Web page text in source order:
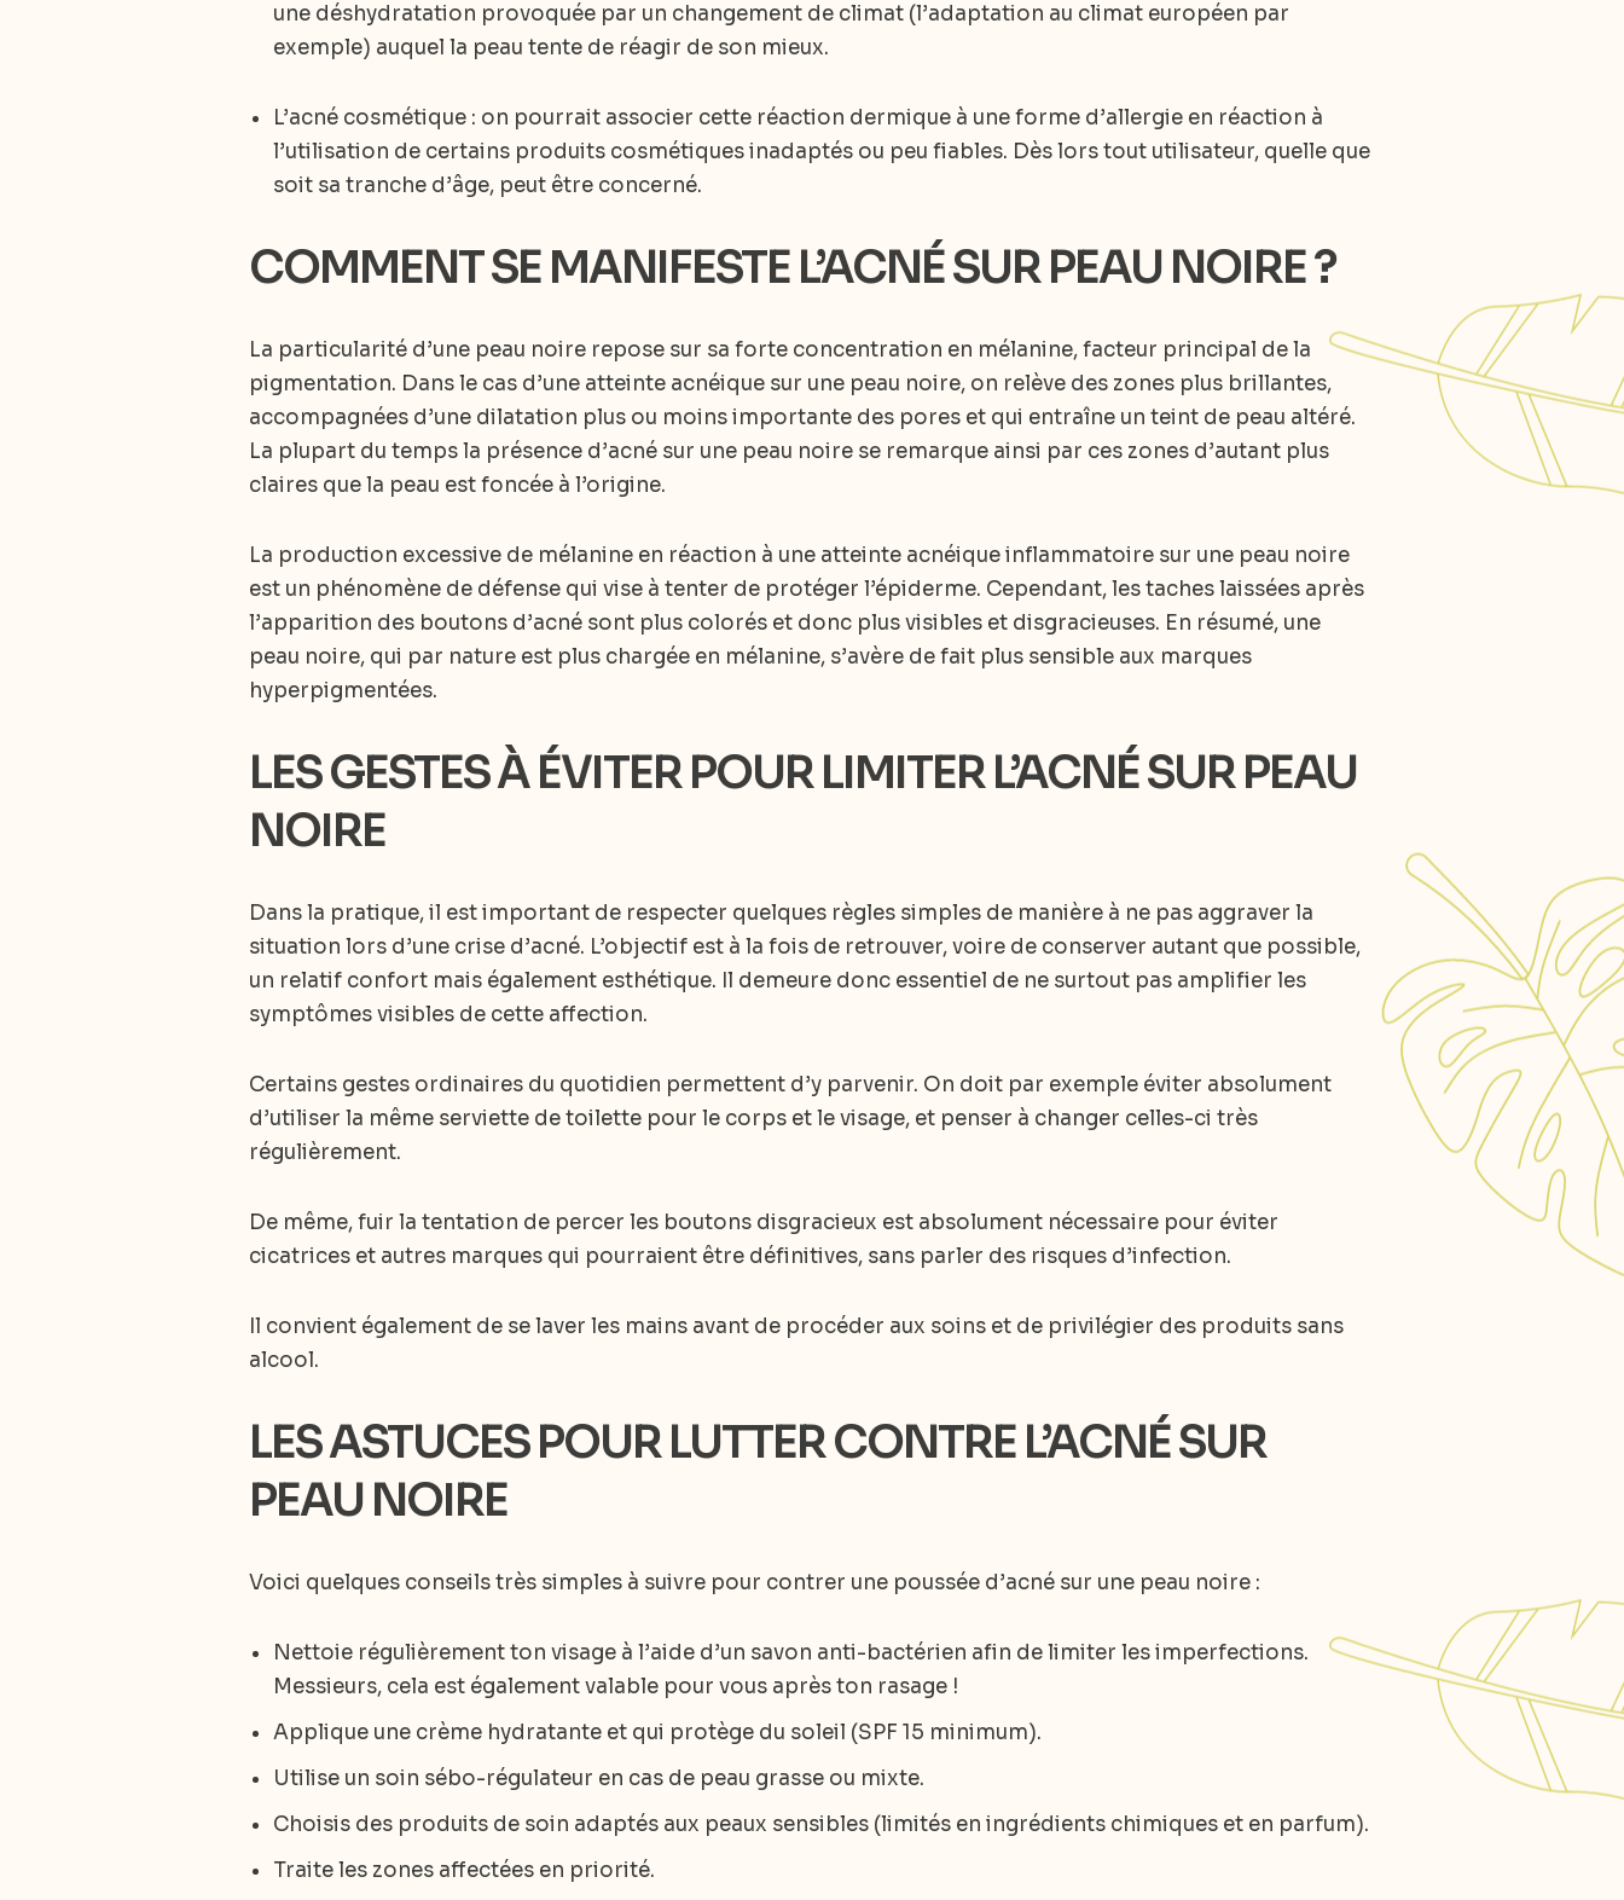
une déshydratation provoquée par un changement de climat (l’adaptation au climat européen par
exemple) auquel la peau tente de réagir de son mieux.
L’acné cosmétique : on pourrait associer cette réaction dermique à une forme d’allergie en réaction à
l’utilisation de certains produits cosmétiques inadaptés ou peu fiables. Dès lors tout utilisateur, quelle que
soit sa tranche d’âge, peut être concerné.
COMMENT SE MANIFESTE L’ACNÉ SUR PEAU NOIRE ?
La particularité d’une peau noire repose sur sa forte concentration en mélanine, facteur principal de la
pigmentation. Dans le cas d’une atteinte acnéique sur une peau noire, on relève des zones plus brillantes,
accompagnées d’une dilatation plus ou moins importante des pores et qui entraîne un teint de peau altéré.
La plupart du temps la présence d’acné sur une peau noire se remarque ainsi par ces zones d’autant plus
claires que la peau est foncée à l’origine.
La production excessive de mélanine en réaction à une atteinte acnéique inflammatoire sur une peau noire
est un phénomène de défense qui vise à tenter de protéger l’épiderme. Cependant, les taches laissées après
l’apparition des boutons d’acné sont plus colorés et donc plus visibles et disgracieuses. En résumé, une
peau noire, qui par nature est plus chargée en mélanine, s’avère de fait plus sensible aux marques
hyperpigmentées.
LES GESTES À ÉVITER POUR LIMITER L’ACNÉ SUR PEAU
NOIRE
Dans la pratique, il est important de respecter quelques règles simples de manière à ne pas aggraver la
situation lors d’une crise d’acné. L’objectif est à la fois de retrouver, voire de conserver autant que possible,
un relatif confort mais également esthétique. Il demeure donc essentiel de ne surtout pas amplifier les
symptômes visibles de cette affection.
Certains gestes ordinaires du quotidien permettent d’y parvenir. On doit par exemple éviter absolument
d’utiliser la même serviette de toilette pour le corps et le visage, et penser à changer celles-ci très
régulièrement.
De même, fuir la tentation de percer les boutons disgracieux est absolument nécessaire pour éviter
cicatrices et autres marques qui pourraient être définitives, sans parler des risques d’infection.
Il convient également de se laver les mains avant de procéder aux soins et de privilégier des produits sans
alcool.
LES ASTUCES POUR LUTTER CONTRE L’ACNÉ SUR
PEAU NOIRE
Voici quelques conseils très simples à suivre pour contrer une poussée d’acné sur une peau noire :
Nettoie régulièrement ton visage à l’aide d’un savon anti-bactérien afin de limiter les imperfections.
Messieurs, cela est également valable pour vous après ton rasage !
Applique une crème hydratante et qui protège du soleil (SPF 15 minimum).
Utilise un soin sébo-régulateur en cas de peau grasse ou mixte.
Choisis des produits de soin adaptés aux peaux sensibles (limités en ingrédients chimiques et en parfum).
Traite les zones affectées en priorité.